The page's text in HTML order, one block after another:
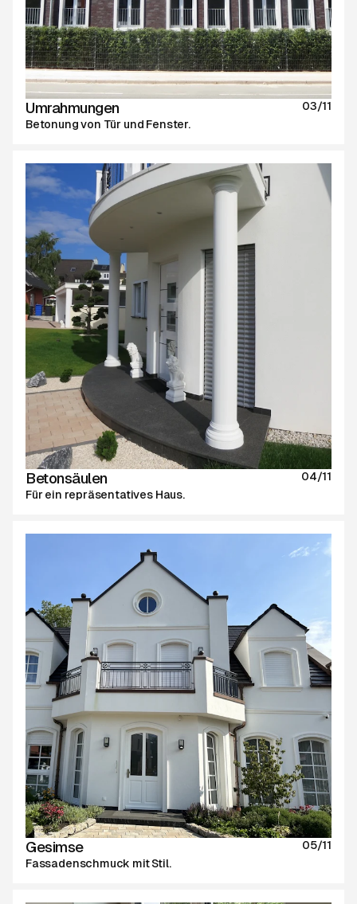
Umrahmungen
03/11
Betonung von Tür und Fenster.
Betonsäulen
04/11
Für ein repräsentatives Haus.
Gesimse
05/11
Fassadenschmuck mit Stil.